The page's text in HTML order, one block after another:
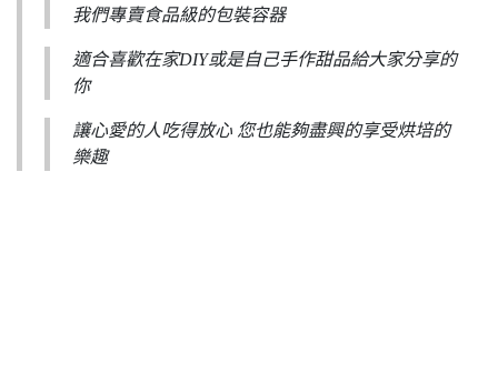
我們專賣食品級的包裝容器
適合喜歡在家DIY或是自己手作甜品給大家分享的
你
讓心愛的人吃得放心 您也能夠盡興的享受烘培的
樂趣